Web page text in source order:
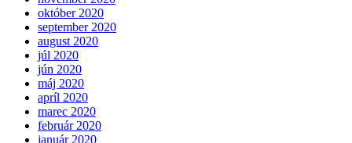
október 2020
september 2020
august 2020
júl 2020
jún 2020
máj 2020
apríl 2020
marec 2020
február 2020
január 2020